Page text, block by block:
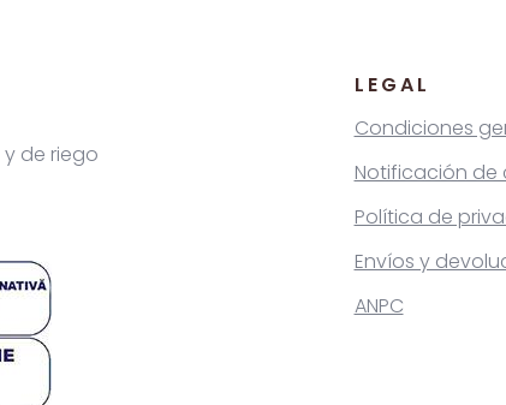
de riego
LEGAL
Condiciones
Notificación de
Política de
Envíos y
ANPC